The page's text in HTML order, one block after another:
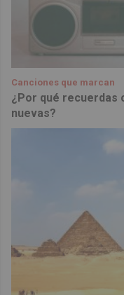
Canciones que marcan
¿Por qué recuerdas
nuevas?